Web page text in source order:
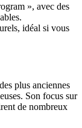
», avec des
idéal si vous
plus anciennes
Son focus sur
de nombreux